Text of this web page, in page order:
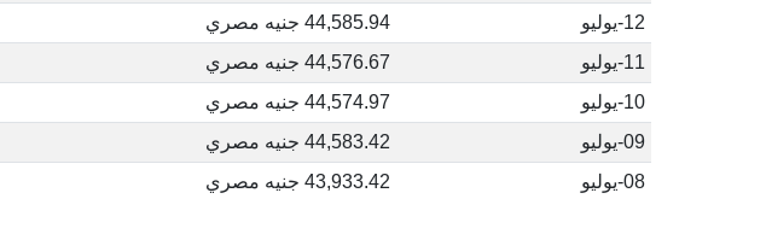
12-يوليو
44,585.94 جنيه مصري
11-يوليو
44,576.67 جنيه مصري
10-يوليو
44,574.97 جنيه مصري
09-يوليو
44,583.42 جنيه مصري
08-يوليو
43,933.42 جنيه مصري